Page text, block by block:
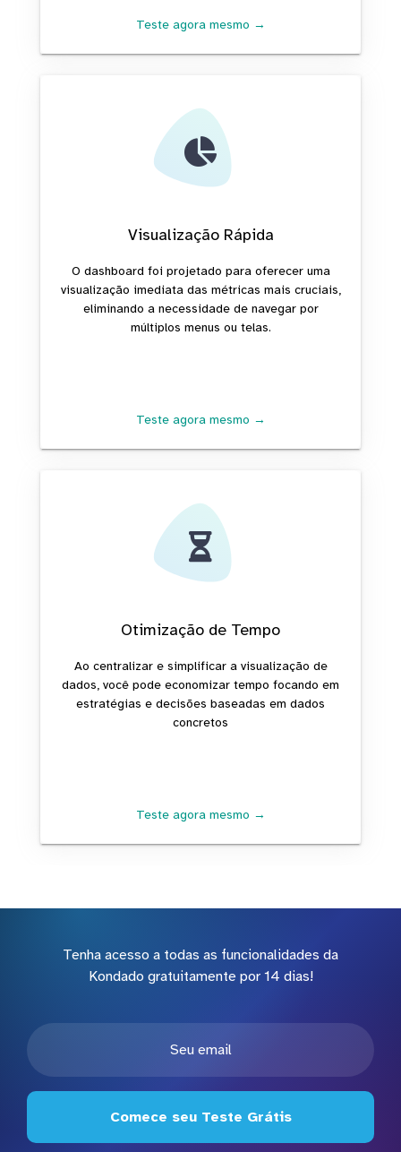
Teste agora mesmo →
Visualização Rápida
O dashboard foi projetado para oferecer uma
visualização imediata das métricas mais cruciais,
eliminando a necessidade de navegar por
múltiplos menus ou telas.
Teste agora mesmo →
Otimização de Tempo
Ao centralizar e simplificar a visualização de
dados, você pode economizar tempo focando em
estratégias e decisões baseadas em dados
concretos
Teste agora mesmo →
Tenha acesso a todas as funcionalidades da
Kondado gratuitamente por 14 dias!
Comece seu Teste Grátis